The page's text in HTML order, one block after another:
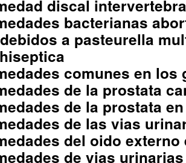
discal
bacterianas
a pasteurella
comunes en los
de la prostata
de la prostata
de las vias
del oido
de vias